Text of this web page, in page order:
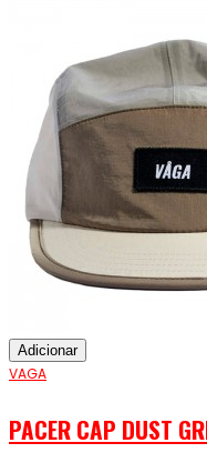
Adicionar
VAGA
PACER CAP DUST